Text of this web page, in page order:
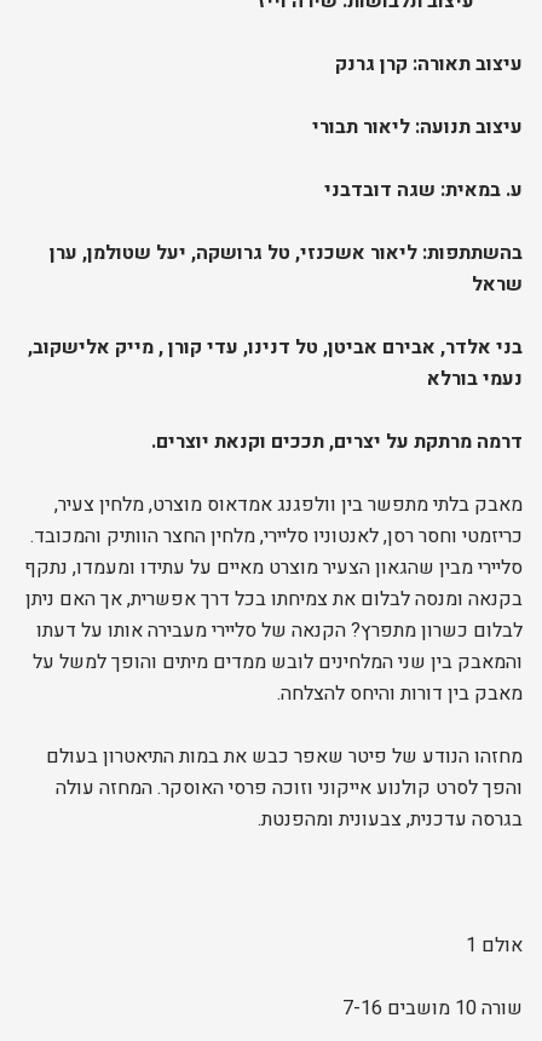
עיצוב תאורה: קרן גרנק
עיצוב תנועה: ליאור תבורי
ע. במאית: שגה דובדבני
בהשתתפות: ליאור אשכנזי, טל גרושקה, יעל שטולמן, ערן
שראל
בני אלדר, אבירם אביטן, טל דנינו, עדי קורן , מייק אלישקוב,
נעמי בורלא
דרמה מרתקת על יצרים, תככים וקנאת יוצרים.
מאבק בלתי מתפשר בין וולפגנג אמדאוס מוצרט, מלחין צעיר,
כריזמטי וחסר רסן, לאנטוניו סליירי, מלחין החצר הוותיק והמכובד.
סליירי מבין שהגאון הצעיר מוצרט מאיים על עתידו ומעמדו, נתקף
בקנאה ומנסה לבלום את צמיחתו בכל דרך אפשרית, אך האם ניתן
לבלום כשרון מתפרץ? הקנאה של סליירי מעבירה אותו על דעתו
והמאבק בין שני המלחינים לובש ממדים מיתים והופך למשל על
מאבק בין דורות והיחס להצלחה.
מחזהו הנודע של פיטר שאפר כבש את במות התיאטרון בעולם
והפך לסרט קולנוע אייקוני וזוכה פרסי האוסקר. המחזה עולה
בגרסה עדכנית, צבעונית ומהפנטת.
אולם 1
שורה 10 מושבים 7-16